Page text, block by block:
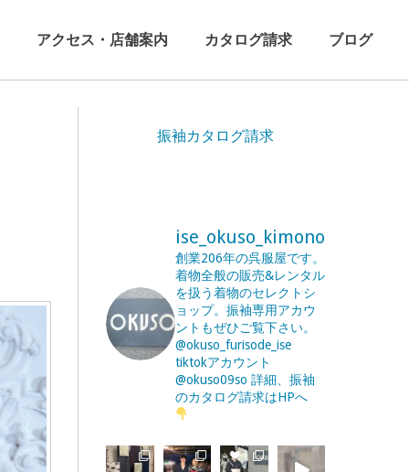
アクセス・店舗案内 カタログ請求 ブログ
振袖カタログ請求
ise_okuso_kimono
創業206年の呉服屋です。
着物全般の販売&レンタル
を扱う着物のセレクトシ
ョップ。振袖専用アカウ
ントもぜひご覧下さい。
@okuso_furisode_ise
tiktokアカウント
@okuso09so 詳細、振袖
のカタログ請求はHPへ